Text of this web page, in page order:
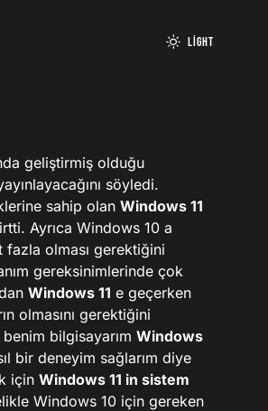
Light
geliştirmiş olduğu
söyledi.
sahip olan Windows 11
Ayrıca Windows 10 a
fazla olması gerektiğini
gereksinimlerinde çok
Windows 11 e geçerken
olmasını gerektiğini
bilgisayarım Windows
bir deneyim sağlarım diye
için Windows 11 in sistem
Windows 10 için gereken